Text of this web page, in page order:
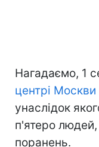
Нагадаємо, 1
центрі
унаслідок
п'ятеро людей,
поранень.